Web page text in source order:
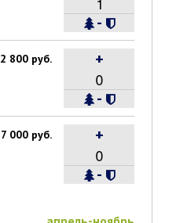
-
2 800 руб.
-
+
7 000 руб.
-
+